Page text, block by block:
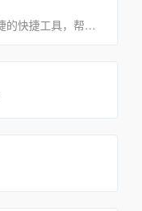
简捷工具致力于做简单、快捷的快捷工具，帮助大家用最简捷的方式解决问题。